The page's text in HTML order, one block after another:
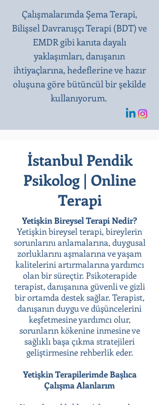
Çalışmalarımda Şema Terapi,
Bilişsel Davranışçı Terapi (BDT) ve
EMDR gibi kanıta dayalı
yaklaşımları, danışanın
ihtiyaçlarına, hedeflerine ve hazır
oluşuna göre bütüncül bir şekilde
kullanıyorum.
İstanbul Pendik
Psikolog | Online
Terapi
Yetişkin Bireysel Terapi Nedir?
Yetişkin bireysel terapi, bireylerin
sorunlarını anlamalarına, duygusal
zorluklarını aşmalarına ve yaşam
kalitelerini artırmalarına yardımcı
olan bir süreçtir. Psikoterapide
terapist, danışanına güvenli ve gizli
bir ortamda destek sağlar. Terapist,
danışanın duygu ve düşüncelerini
keşfetmesine yardımcı olur,
sorunların kökenine inmesine ve
sağlıklı başa çıkma stratejileri
geliştirmesine rehberlik eder.
Yetişkin Terapilerimde Başlıca
Çalışma Alanlarım